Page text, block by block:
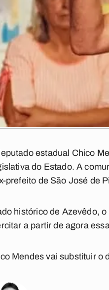
estadual Chico
do Estado. A
prefeito de São José de
histórico de Azevêdo,
a partir de agora
Mendes vai substituir o